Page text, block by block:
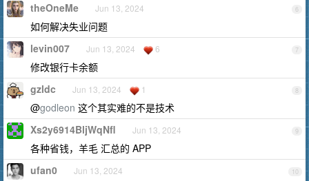
6
theOneMe Jun 13, 2024
如何解决失业问题
7
levin007 Jun 13, 2024 6
修改银行卡余额
8
gzldc Jun 13, 2024 1
@godleon 这个其实难的不是技术
9
Xs2y6914BljWqNfl Jun 13, 2024
各种省钱，羊毛 汇总的 APP
10
ufan0 Jun 13, 2024